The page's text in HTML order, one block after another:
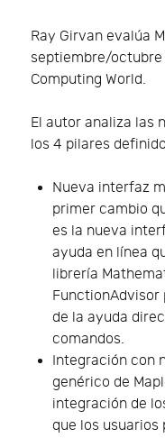
Ray Girvan evalúa
septiembre/
Computing World.
El autor analiza las
los 4 pilares
Nueva interfaz
primer cambio
es la nueva
ayuda en línea
librería
de la ayuda
comandos.
Integración con
genérico de
integración de
que los